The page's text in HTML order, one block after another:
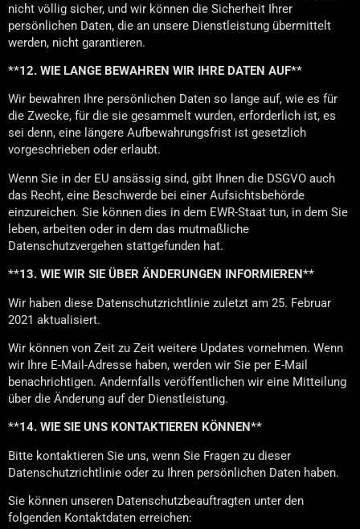
nicht völlig sicher, und wir können die Sicherheit Ihrer
persönlichen Daten, die an unsere Dienstleistung übermittelt
werden, nicht garantieren.
**12. WIE LANGE BEWAHREN WIR IHRE DATEN AUF**
Wir bewahren Ihre persönlichen Daten so lange auf, wie es für
die Zwecke, für die sie gesammelt wurden, erforderlich ist, es
sei denn, eine längere Aufbewahrungsfrist ist gesetzlich
vorgeschrieben oder erlaubt.
Wenn Sie in der EU ansässig sind, gibt Ihnen die DSGVO auch
das Recht, eine Beschwerde bei einer Aufsichtsbehörde
einzureichen. Sie können dies in dem EWR-Staat tun, in dem Sie
leben, arbeiten oder in dem das mutmaßliche
Datenschutzvergehen stattgefunden hat.
**13. WIE WIR SIE ÜBER ÄNDERUNGEN INFORMIEREN**
Wir haben diese Datenschutzrichtlinie zuletzt am 25. Februar
2021 aktualisiert.
Wir können von Zeit zu Zeit weitere Updates vornehmen. Wenn
wir Ihre E-Mail-Adresse haben, werden wir Sie per E-Mail
benachrichtigen. Andernfalls veröffentlichen wir eine Mitteilung
über die Änderung auf der Dienstleistung.
**14. WIE SIE UNS KONTAKTIEREN KÖNNEN**
Bitte kontaktieren Sie uns, wenn Sie Fragen zu dieser
Datenschutzrichtlinie oder zu Ihren persönlichen Daten haben.
Sie können unseren Datenschutzbeauftragten unter den
folgenden Kontaktdaten erreichen: